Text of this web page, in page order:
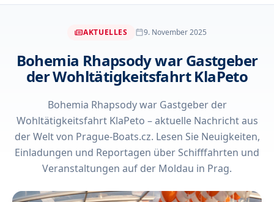
AKTUELLES 9. November 2025
Bohemia Rhapsody war Gastgeber
der Wohltätigkeitsfahrt KlaPeto
Bohemia Rhapsody war Gastgeber der
Wohltätigkeitsfahrt KlaPeto – aktuelle Nachricht aus
der Welt von Prague-Boats.cz. Lesen Sie Neuigkeiten,
Einladungen und Reportagen über Schifffahrten und
Veranstaltungen auf der Moldau in Prag.